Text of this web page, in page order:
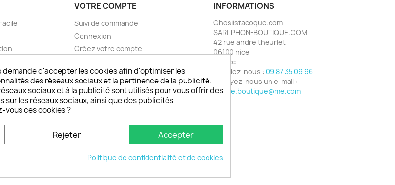
et outremer
son
VOTRE COMPTE
Suivi de commande
Connexion
Créez votre compte
INFORMATIONS
Chosiistacoque.com
SARL PHON-BOUTIQUE.COM
42 rue andre theuriet
06100 nice
France
Appelez-nous : 09 87 35 09 96
Envoyez-nous un e-mail :
phone.boutique@me.com
© 2026 - choisistacoque.com
d'accepter les cookies afin d'optimiser les
des réseaux sociaux et la pertinence de la publicité.
sociaux et à la publicité sont utilisés pour vous offrir des
les réseaux sociaux, ainsi que des publicités
vous ces cookies ?
Rejeter Accepter
Politique de confidentialité et de cookies